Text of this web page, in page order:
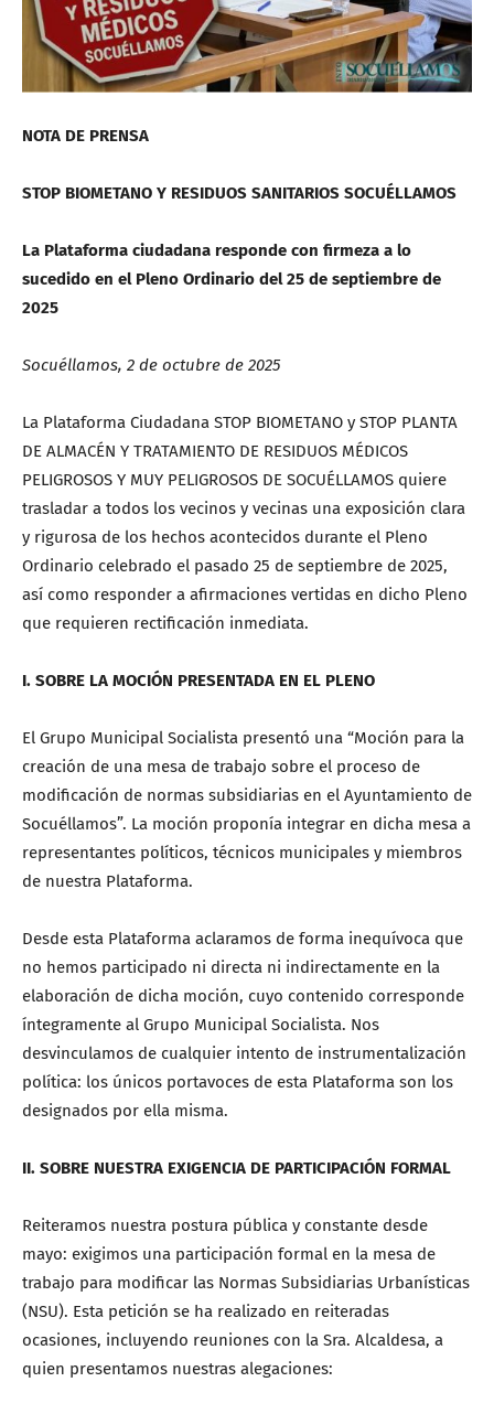
NOTA DE PRENSA
STOP BIOMETANO Y RESIDUOS SANITARIOS SOCUÉLLAMOS
La Plataforma ciudadana responde con firmeza a lo
sucedido en el Pleno Ordinario del 25 de septiembre de
2025
Socuéllamos, 2 de octubre de 2025
La Plataforma Ciudadana STOP BIOMETANO y STOP PLANTA
DE ALMACÉN Y TRATAMIENTO DE RESIDUOS MÉDICOS
PELIGROSOS Y MUY PELIGROSOS DE SOCUÉLLAMOS quiere
trasladar a todos los vecinos y vecinas una exposición clara
y rigurosa de los hechos acontecidos durante el Pleno
Ordinario celebrado el pasado 25 de septiembre de 2025,
así como responder a afirmaciones vertidas en dicho Pleno
que requieren rectificación inmediata.
I. SOBRE LA MOCIÓN PRESENTADA EN EL PLENO
El Grupo Municipal Socialista presentó una “Moción para la
creación de una mesa de trabajo sobre el proceso de
modificación de normas subsidiarias en el Ayuntamiento de
Socuéllamos”. La moción proponía integrar en dicha mesa a
representantes políticos, técnicos municipales y miembros
de nuestra Plataforma.
Desde esta Plataforma aclaramos de forma inequívoca que
no hemos participado ni directa ni indirectamente en la
elaboración de dicha moción, cuyo contenido corresponde
íntegramente al Grupo Municipal Socialista. Nos
desvinculamos de cualquier intento de instrumentalización
política: los únicos portavoces de esta Plataforma son los
designados por ella misma.
II. SOBRE NUESTRA EXIGENCIA DE PARTICIPACIÓN FORMAL
Reiteramos nuestra postura pública y constante desde
mayo: exigimos una participación formal en la mesa de
trabajo para modificar las Normas Subsidiarias Urbanísticas
(NSU). Esta petición se ha realizado en reiteradas
ocasiones, incluyendo reuniones con la Sra. Alcaldesa, a
quien presentamos nuestras alegaciones: